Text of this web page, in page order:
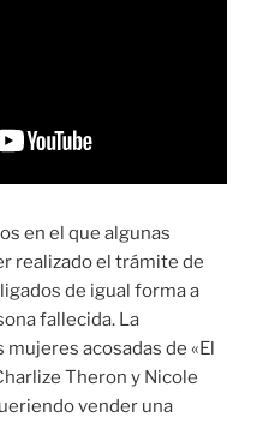
en el que algunas
realizado el trámite de
de igual forma a
fallecida. La
acosadas de «El
Theron y Nicole
vender una